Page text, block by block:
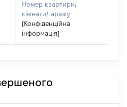
Номер квартири/
кімнати/гаражу:
[Конфіденційна
інформація]